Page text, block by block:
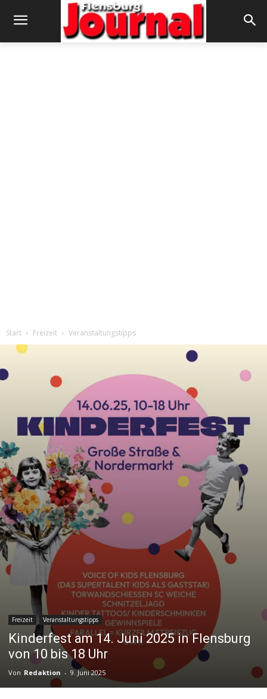
Start Freizeit Veranstaltungstipps
Freizeit Veranstaltungstipps
Kinderfest am 14. Juni 2025 in Flensburg
von 10 bis 18 Uhr
Von Redaktion - 9. Juni 2025